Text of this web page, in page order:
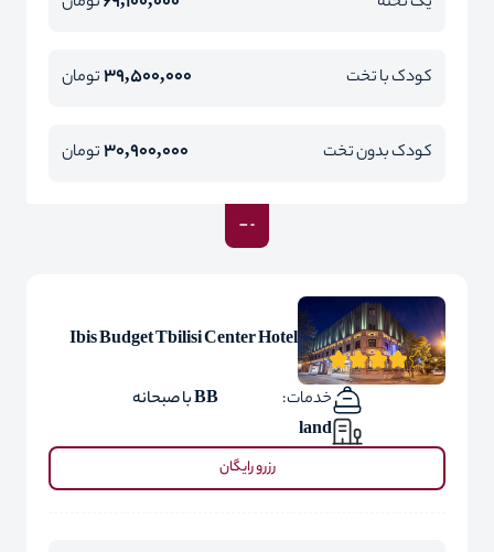
کودک با تخت 39,500,000تومان
کودک بدون تخت 30,900,000تومان
Ibis Budget Tbilisi Center Hotel
خدمات:
BB با صبحانه
land
رزرو رایگان